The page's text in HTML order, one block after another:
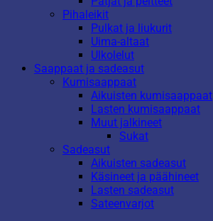
Pihaleikit
Pulkat ja liukurit
Uima-altaat
Ulkolelut
Saappaat ja sadeasut
Kumisaappaat
Aikuisten kumisaappaat
Lasten kumisaappaat
Muut jalkineet
Sukat
Sadeasut
Aikuisten sadeasut
Käsineet ja päähineet
Lasten sadeasut
Sateenvarjot